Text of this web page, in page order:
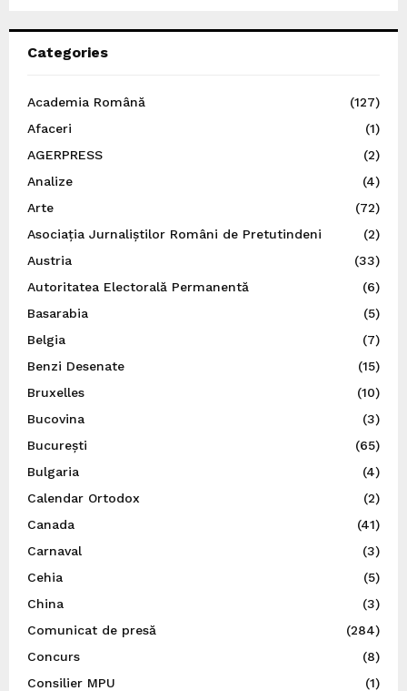
Categories
Academia Română
(127)
Afaceri
(1)
AGERPRESS
(2)
Analize
(4)
Arte
(72)
Asociația Jurnaliștilor Români de Pretutindeni
(2)
Austria
(33)
Autoritatea Electorală Permanentă
(6)
Basarabia
(5)
Belgia
(7)
Benzi Desenate
(15)
Bruxelles
(10)
Bucovina
(3)
București
(65)
Bulgaria
(4)
Calendar Ortodox
(2)
Canada
(41)
Carnaval
(3)
Cehia
(5)
China
(3)
Comunicat de presă
(284)
Concurs
(8)
Consilier MPU
(1)